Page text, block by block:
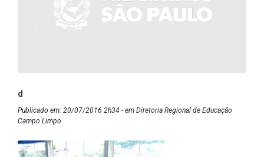
d
Publicado em: 20/07/2016 2h34 - em Diretoria Regional de Educação
Campo Limpo